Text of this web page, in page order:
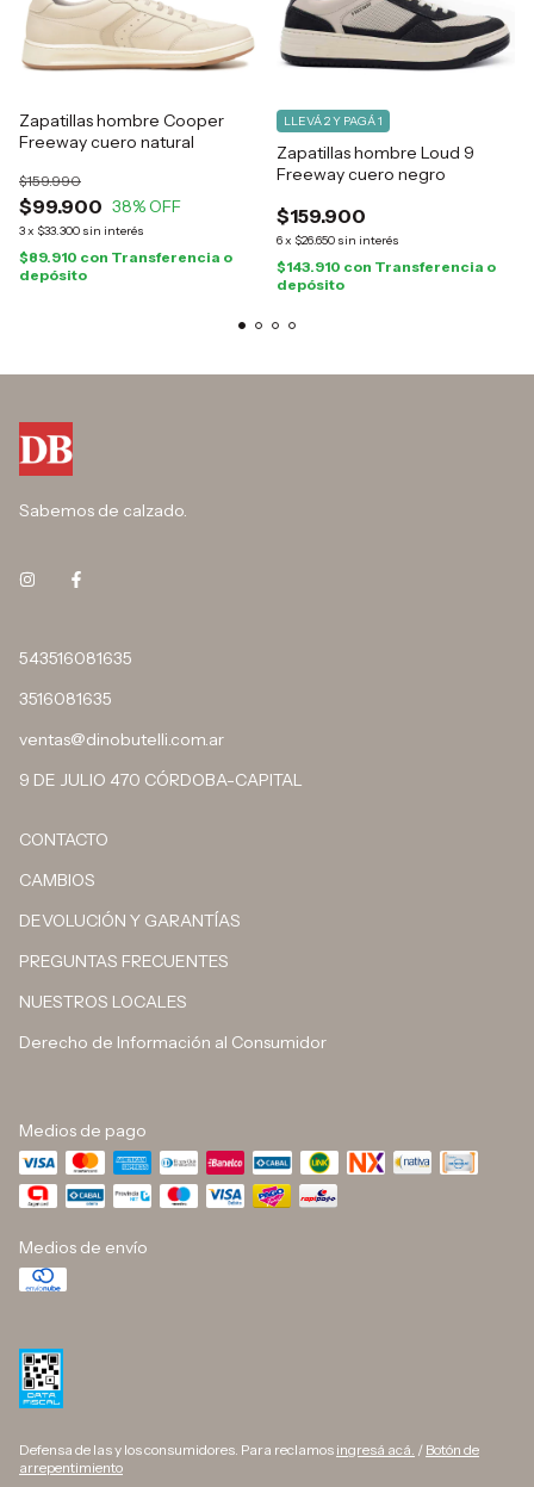
Zapatillas hombre Cooper
Freeway cuero natural
$99.900
$159.990
38% OFF
3x $33.300 sin interés
$89.910 con Transferencia o
depósito
Zapatillas hombre Loud 9
Freeway cuero negro
$159.900
6x $26.650 sin interés
LLEVÁ 2 Y PAGÁ 1
$143.910 con Transferencia o
depósito
Sabemos de calzado.
543516081635
3516081635
ventas@dinobutelli.com.ar
9 DE JULIO 470 CÓRDOBA-CAPITAL
CONTACTO
CAMBIOS
DEVOLUCIÓN Y GARANTÍAS
PREGUNTAS FRECUENTES
NUESTROS LOCALES
Derecho de Información al Consumidor
Medios de pago
Medios de envío
Defensa de las y los consumidores. Para reclamos ingresá acá. / Botón de
arrepentimiento